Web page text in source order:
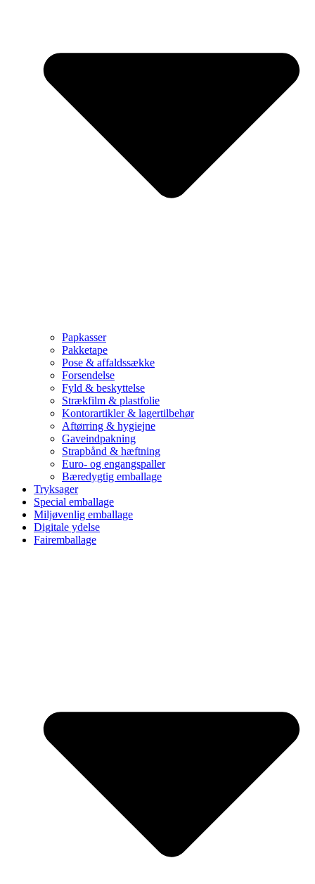
Papkasser
Pakketape
Pose & affaldssække
Forsendelse
Fyld & beskyttelse
Strækfilm & plastfolie
Kontorartikler & lagertilbehør
Aftørring & hygiejne
Gaveindpakning
Strapbånd & hæftning
Euro- og engangspaller
Bæredygtig emballage
Tryksager
Special emballage
Miljøvenlig emballage
Digitale ydelse
Fairemballage